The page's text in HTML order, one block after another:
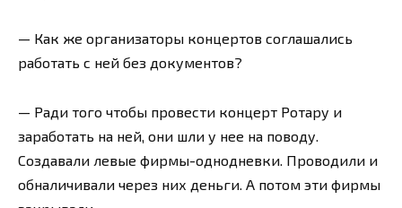
— Как же организаторы концертов соглашались
работать с ней без документов?
— Ради того чтобы провести концерт Ротару и
заработать на ней, они шли у нее на поводу.
Создавали левые фирмы-однодневки. Проводили и
обналичивали через них деньги. А потом эти фирмы